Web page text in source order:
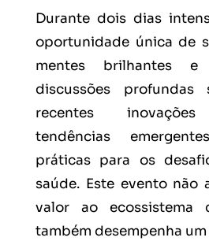
Durante dois dias
oportunidade única de
mentes brilhantes
discussões
recentes inovações
tendências
práticas para os
saúde. Este evento não
valor ao ecossistema
também desempenha